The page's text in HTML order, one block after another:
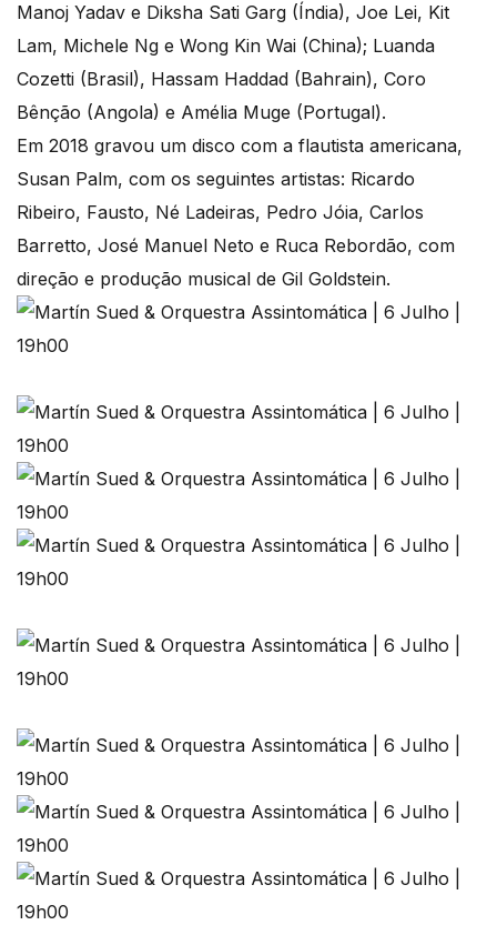
Manoj Yadav e Diksha Sati Garg (Índia), Joe Lei, Kit
Lam, Michele Ng e Wong Kin Wai (China); Luanda
Cozetti (Brasil), Hassam Haddad (Bahrain), Coro
Bênção (Angola) e Amélia Muge (Portugal).
Em 2018 gravou um disco com a flautista americana,
Susan Palm, com os seguintes artistas: Ricardo
Ribeiro, Fausto, Né Ladeiras, Pedro Jóia, Carlos
Barretto, José Manuel Neto e Ruca Rebordão, com
direção e produção musical de Gil Goldstein.